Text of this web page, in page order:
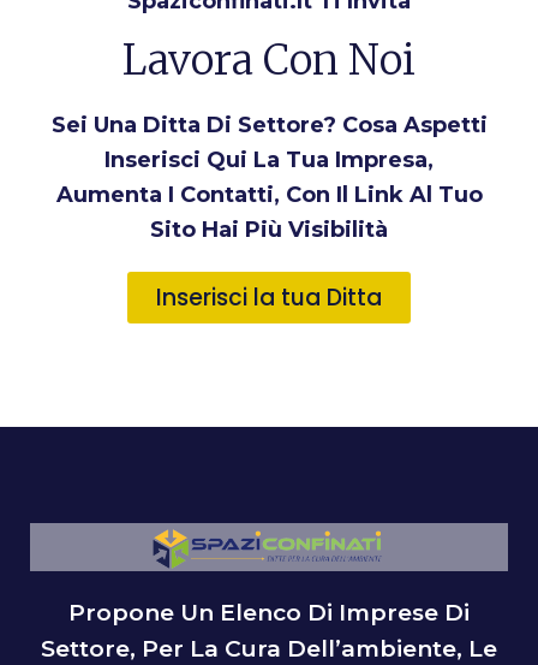
Lavora Con Noi
Sei Una Ditta Di Settore? Cosa Aspetti
Inserisci Qui La Tua Impresa,
Aumenta I Contatti, Con Il Link Al Tuo
Sito Hai Più Visibilità
Inserisci la tua Ditta
Propone Un Elenco Di Imprese Di
Settore, Per La Cura Dell’ambiente, Le